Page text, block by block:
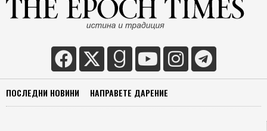
ПОСЛЕДНИ НОВИНИ НАПРАВЕТЕ ДАРЕНИЕ